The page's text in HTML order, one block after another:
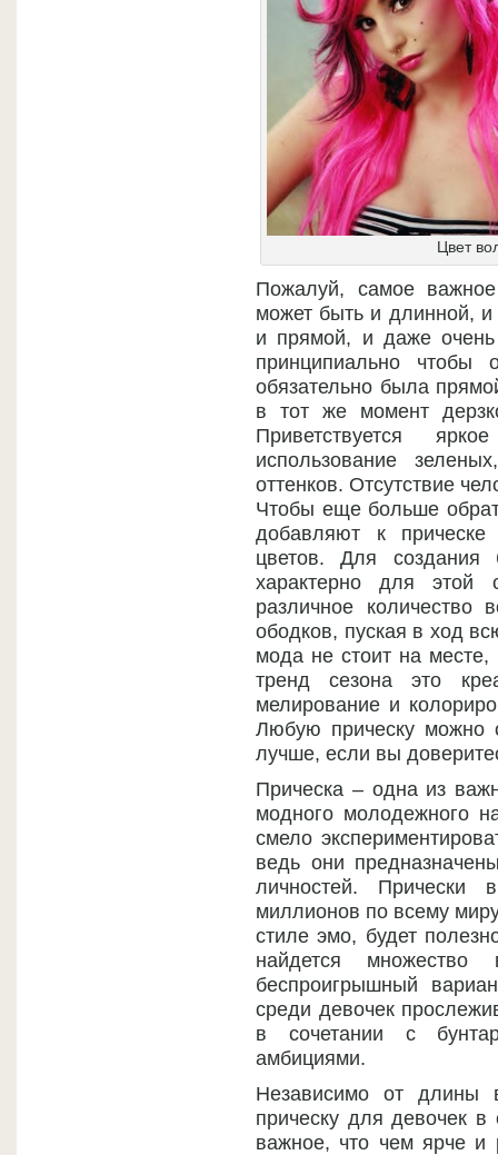
Цвет
Пожалуй, самое
может быть и длинной, и
и прямой, и даже
принципиально чтобы
обязательно была
в тот же момент
Приветствуется
использование
оттенков. Отсутствие
Чтобы еще больше
добавляют к прическе
цветов. Для создания
характерно для этой
различное количество
ободков, пуская в ход
мода не стоит на месте,
тренд сезона это
мелирование и
Любую прическу можно
лучше, если вы
Прическа – одна из
модного молодежного
смело
ведь они
личностей.
миллионов по всему
стиле эмо, будет
найдется множество
беспроигрышный
среди девочек
в сочетании с
амбициями.
Независимо от длины
прическу для девочек
важное, что чем ярче и